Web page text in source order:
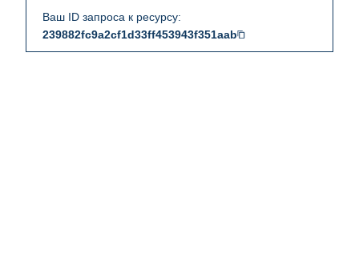
Ваш ID запроса к ресурсу:
239882fc9a2cf1d33ff453943f351aab